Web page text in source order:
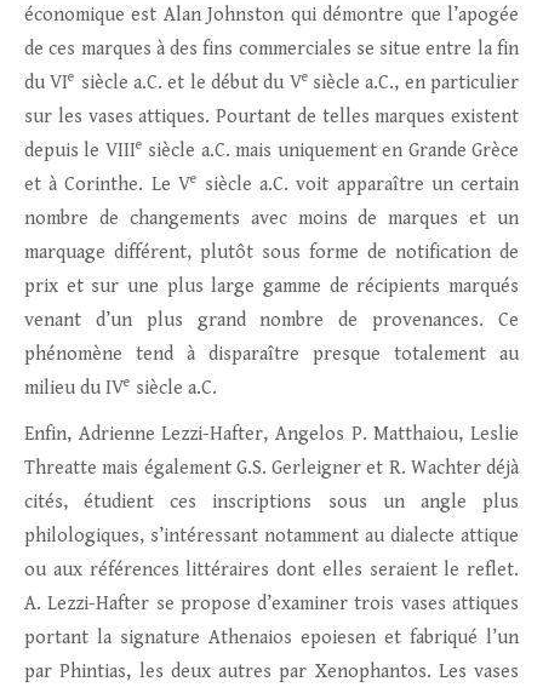
économique est Alan Johnston qui démontre que l’apogée
de ces marques à des fins commerciales se situe entre la fin
du VIe siècle a.C. et le début du Ve siècle a.C., en particulier
sur les vases attiques. Pourtant de telles marques existent
depuis le VIIIe siècle a.C. mais uniquement en Grande Grèce
et à Corinthe. Le Ve
siècle a.C. voit apparaître un certain
nombre de changements avec moins de marques et un
marquage différent, plutôt sous forme de notification de
prix et sur une plus large gamme de récipients marqués
venant d’un plus grand nombre de provenances. Ce
phénomène tend à disparaître presque totalement au
milieu du IVe siècle a.C.
Enfin, Adrienne Lezzi-Hafter, Angelos P. Matthaiou, Leslie
Threatte mais également G.S. Gerleigner et R. Wachter déjà
cités, étudient ces inscriptions sous un angle plus
philologiques, s’intéressant notamment au dialecte attique
ou aux références littéraires dont elles seraient le reflet.
A. Lezzi-Hafter se propose d’examiner trois vases attiques
portant la signature Athenaios epoiesen et fabriqué l’un
par Phintias, les deux autres par Xenophantos. Les vases